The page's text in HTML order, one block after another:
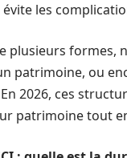
évite les
plusieurs formes,
patrimoine, ou
2026, ces
patrimoine tout